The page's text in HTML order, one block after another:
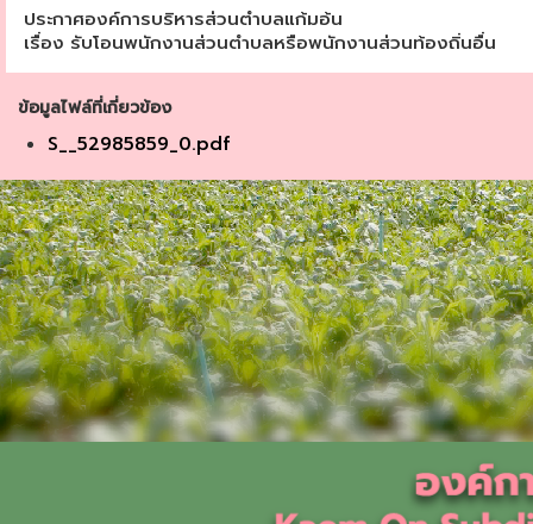
ประกาศองค์การบริหารส่วนตำบลแก้มอ้น
เรื่อง รับโอนพนักงานส่วนตำบลหรือพนักงานส่วนท้องถิ่นอื่น
ข้อมูลไฟล์ที่เกี่ยวข้อง
S__52985859_0.pdf